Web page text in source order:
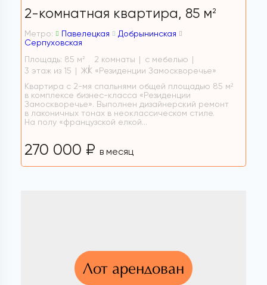
2-комнатная квартира, 85 м2
Метро: Павелецкая
Добрынинская
Серпуховская
Площадь: 85 м 2 2 комнаты
с мебелью
3 этаж из 15
ЖК «Резиденции Замоскворечье»
Квартира с 2-мя спальнями общей площадью 85 м²
в комплексе бизнес-класса «Резиденции
Замоскворечье». Выполнен дизайнерский ремонт
в лаконичных тонах в неоклассическом стиле.
На полу «французской елкой...
270 000 ₽ в месяц
Лот арендован